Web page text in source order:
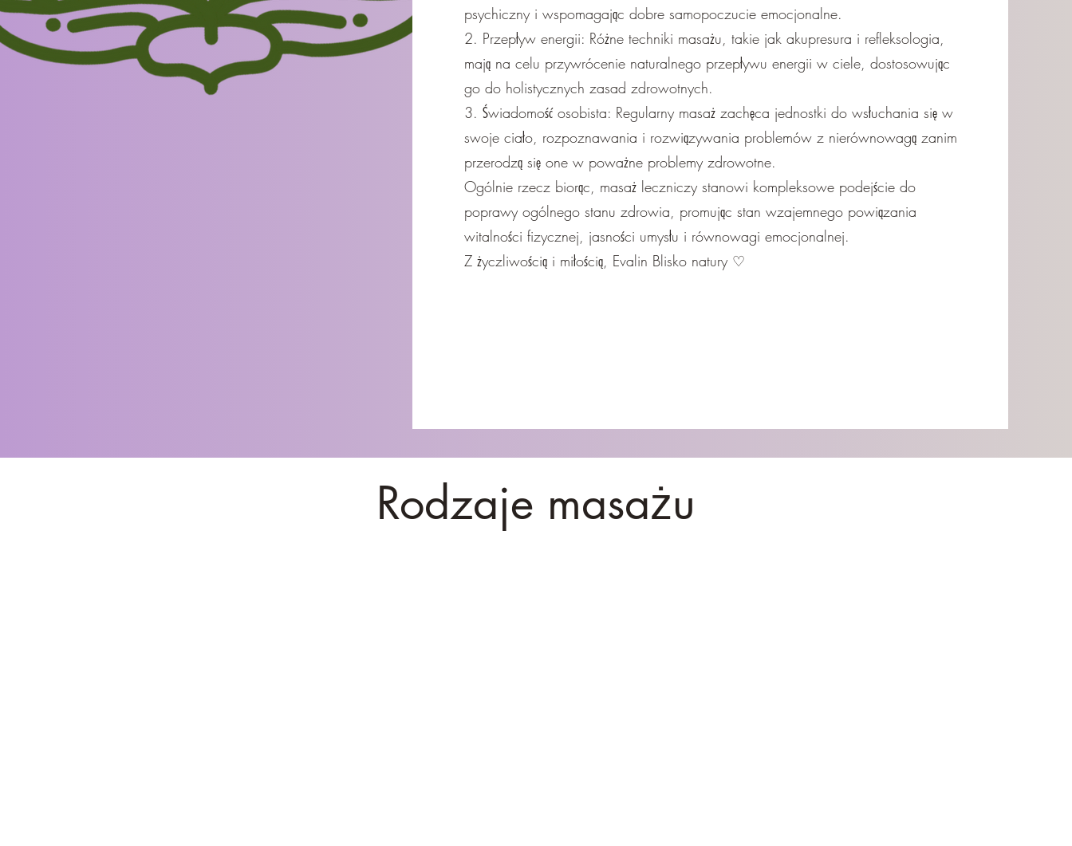
psychiczny i wspomagając dobre samopoczucie emocjonalne.
2. Przepływ energii: Różne techniki masażu, takie jak akupresura i refleksologia,
mają na celu przywrócenie naturalnego przepływu energii w ciele, dostosowując
go do holistycznych zasad zdrowotnych.
3. Świadomość osobista: Regularny masaż zachęca jednostki do wsłuchania się w
swoje ciało, rozpoznawania i rozwiązywania problemów z nierównowagą zanim
przerodzą się one w poważne problemy zdrowotne.
Ogólnie rzecz biorąc, masaż leczniczy stanowi kompleksowe podejście do
poprawy ogólnego stanu zdrowia, promując stan wzajemnego powiązania
witalności fizycznej, jasności umysłu i równowagi emocjonalnej.
Z życzliwością i miłością, Evalin Blisko natury ♡
Rodzaje masażu